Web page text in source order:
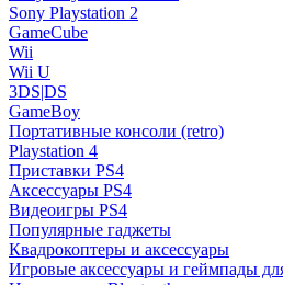
Sony Playstation 2
GameCube
Wii
Wii U
3DS|DS
GameBoy
Портативные консоли (retro)
Playstation 4
Приставки PS4
Аксессуары PS4
Видеоигры PS4
Популярные гаджеты
Квадрокоптеры и аксессуары
Игровые аксессуары и геймпады